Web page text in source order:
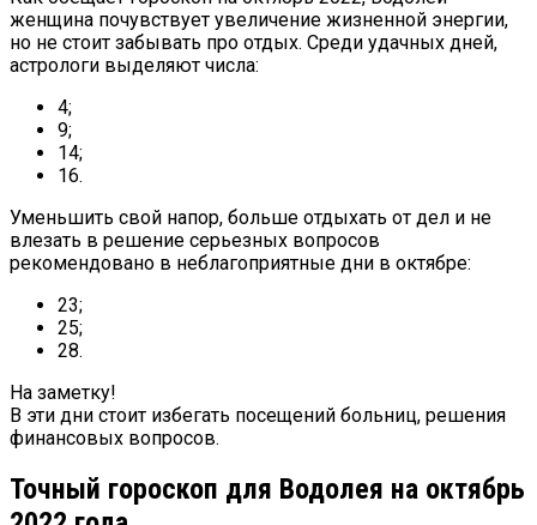
женщина почувствует увеличение жизненной энергии,
но не стоит забывать про отдых. Среди удачных дней,
астрологи выделяют числа:
4;
9;
14;
16.
Уменьшить свой напор, больше отдыхать от дел и не
влезать в решение серьезных вопросов
рекомендовано в неблагоприятные дни в октябре:
23;
25;
28.
На заметку!
В эти дни стоит избегать посещений больниц, решения
финансовых вопросов.
Точный гороскоп для Водолея на октябрь